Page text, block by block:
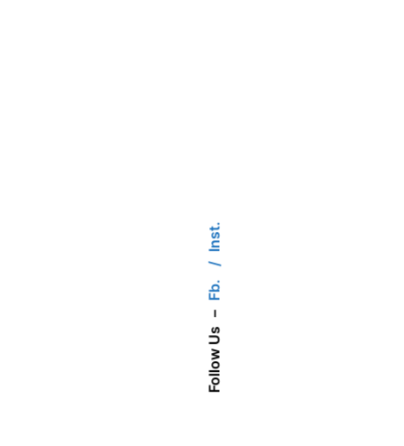
Follow Us
–
Fb.
Inst.